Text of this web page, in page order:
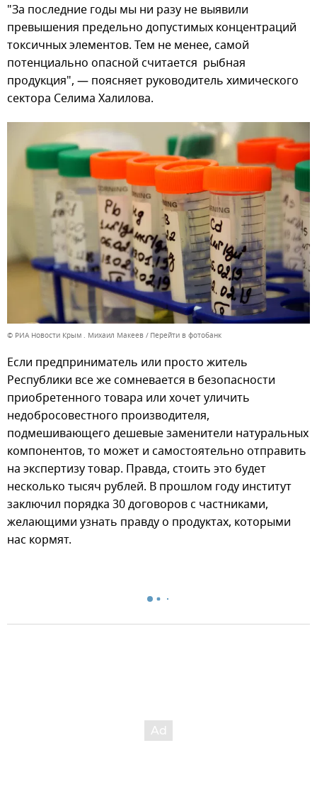
"За последние годы мы ни разу не выявили
превышения предельно допустимых концентраций
токсичных элементов. Тем не менее, самой
потенциально опасной считается рыбная
продукция", — поясняет руководитель химического
сектора Селима Халилова.
© РИА Новости Крым . Михаил Макеев Перейти в фотобанк
Если предприниматель или просто житель
Республики все же сомневается в безопасности
приобретенного товара или хочет уличить
недобросовестного производителя,
подмешивающего дешевые заменители натуральных
компонентов, то может и самостоятельно отправить
на экспертизу товар. Правда, стоить это будет
несколько тысяч рублей. В прошлом году институт
заключил порядка 30 договоров с частниками,
желающими узнать правду о продуктах, которыми
нас кормят.